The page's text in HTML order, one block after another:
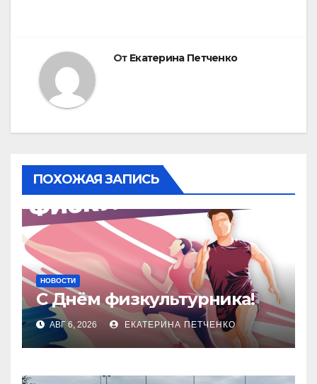
От Екатерина Петченко
ПОХОЖАЯ ЗАПИСЬ
НОВОСТИ
С Днём физкультурника!
АВГ 6, 2026 ЕКАТЕРИНА ПЕТЧЕНКО